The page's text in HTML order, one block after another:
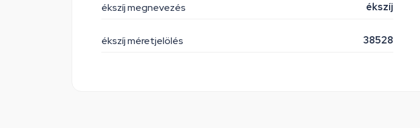
ékszíj megnevezés ékszíj
ékszíj méretjelölés 38528